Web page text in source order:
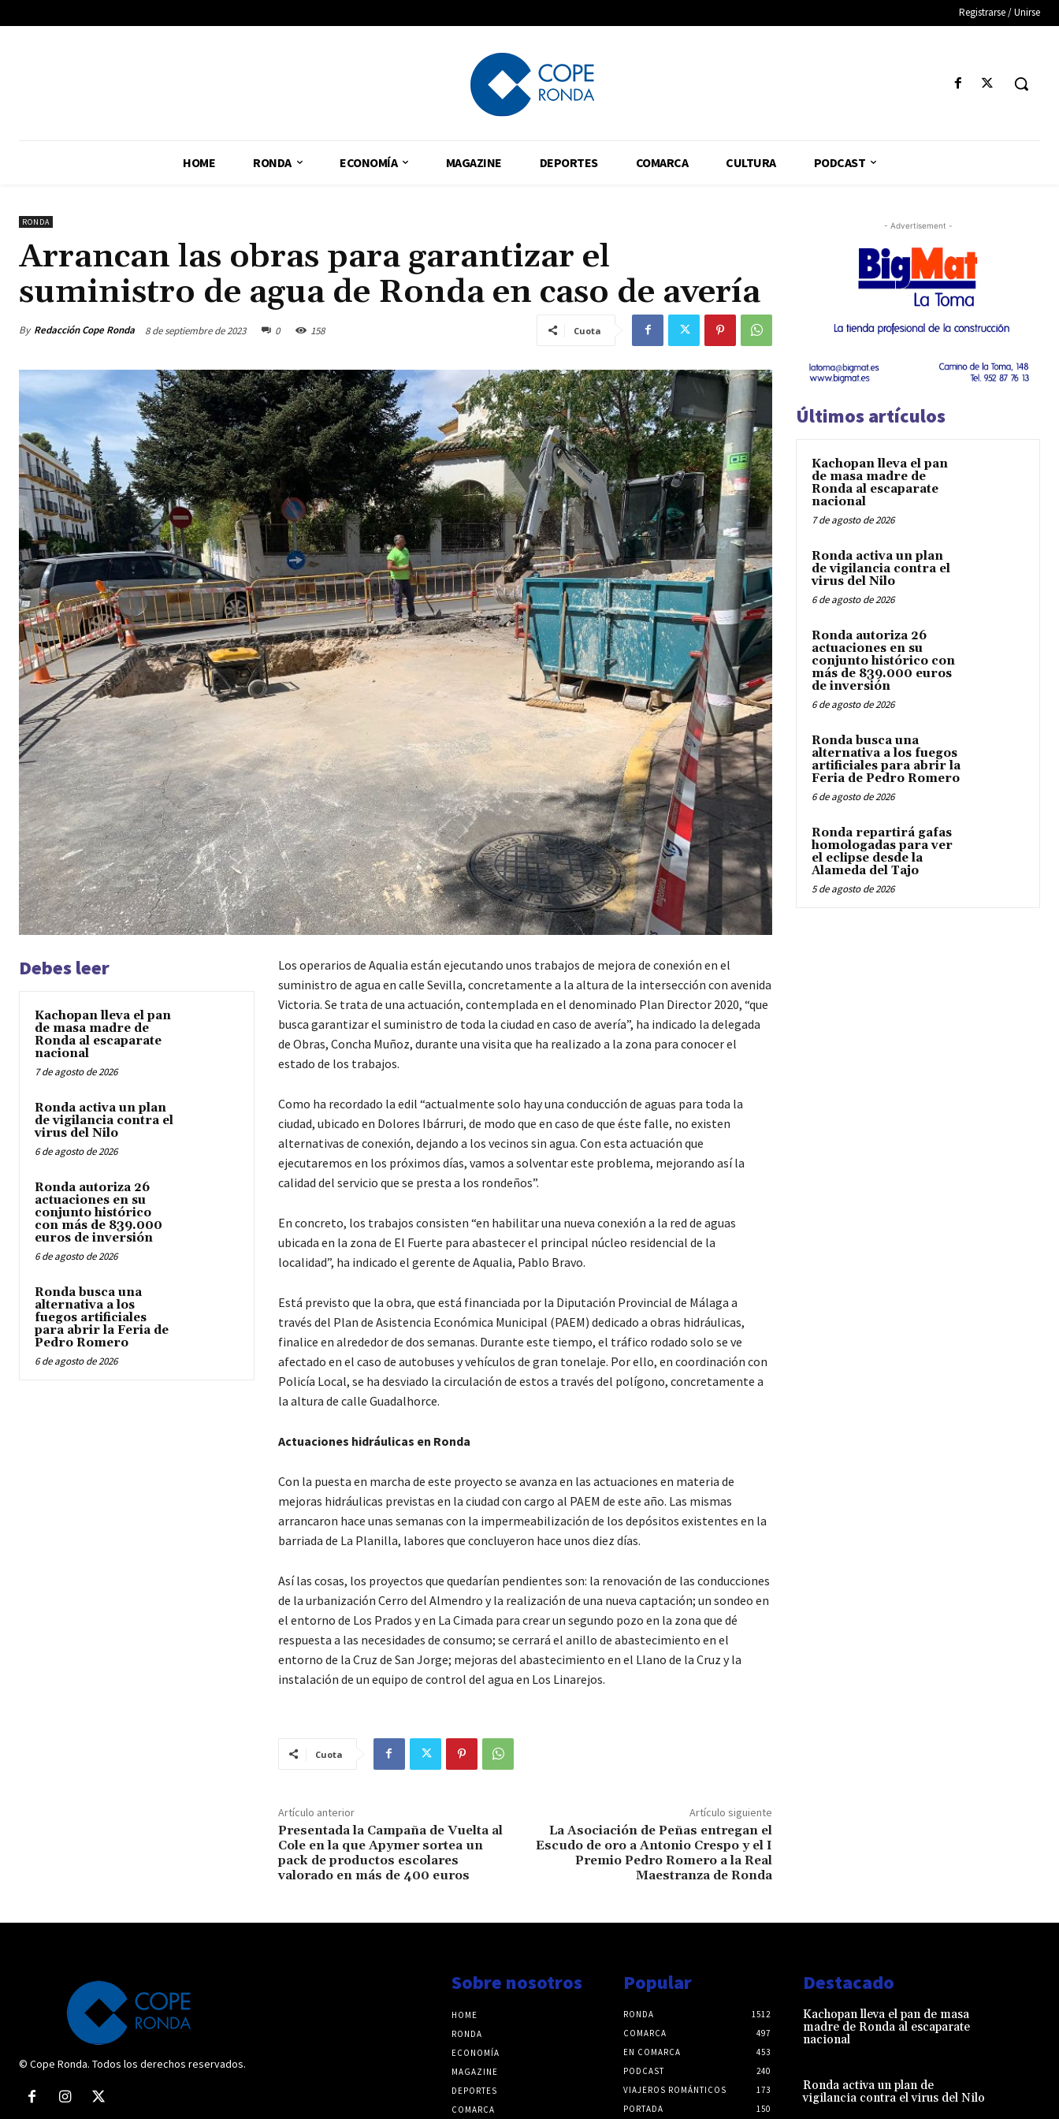
Registrarse / Unirse
HOME RONDA ECONOMÍA MAGAZINE DEPORTES COMARCA CULTURA PODCAST
RONDA
Arrancan las obras para garantizar el
suministro de agua de Ronda en caso de avería
By Redacción Cope Ronda 8 de septiembre de 2023 0 158 Cuota
Debes leer
Kachopan lleva el pan
de masa madre de
Ronda al escaparate
nacional
7 de agosto de 2026
Ronda activa un plan
de vigilancia contra el
virus del Nilo
6 de agosto de 2026
Ronda autoriza 26
actuaciones en su
conjunto histórico
con más de 839.000
euros de inversión
6 de agosto de 2026
Ronda busca una
alternativa a los
fuegos artificiales
para abrir la Feria de
Pedro Romero
6 de agosto de 2026
Los operarios de Aqualia están ejecutando unos trabajos de mejora de conexión en el
suministro de agua en calle Sevilla, concretamente a la altura de la intersección con avenida
Victoria. Se trata de una actuación, contemplada en el denominado Plan Director 2020, “que
busca garantizar el suministro de toda la ciudad en caso de avería”, ha indicado la delegada
de Obras, Concha Muñoz, durante una visita que ha realizado a la zona para conocer el
estado de los trabajos.
Como ha recordado la edil “actualmente solo hay una conducción de aguas para toda la
ciudad, ubicado en Dolores Ibárruri, de modo que en caso de que éste falle, no existen
alternativas de conexión, dejando a los vecinos sin agua. Con esta actuación que
ejecutaremos en los próximos días, vamos a solventar este problema, mejorando así la
calidad del servicio que se presta a los rondeños”.
En concreto, los trabajos consisten “en habilitar una nueva conexión a la red de aguas
ubicada en la zona de El Fuerte para abastecer el principal núcleo residencial de la
localidad”, ha indicado el gerente de Aqualia, Pablo Bravo.
Está previsto que la obra, que está financiada por la Diputación Provincial de Málaga a
través del Plan de Asistencia Económica Municipal (PAEM) dedicado a obras hidráulicas,
finalice en alrededor de dos semanas. Durante este tiempo, el tráfico rodado solo se ve
afectado en el caso de autobuses y vehículos de gran tonelaje. Por ello, en coordinación con
Policía Local, se ha desviado la circulación de estos a través del polígono, concretamente a
la altura de calle Guadalhorce.
Actuaciones hidráulicas en Ronda
Con la puesta en marcha de este proyecto se avanza en las actuaciones en materia de
mejoras hidráulicas previstas en la ciudad con cargo al PAEM de este año. Las mismas
arrancaron hace unas semanas con la impermeabilización de los depósitos existentes en la
barriada de La Planilla, labores que concluyeron hace unos diez días.
Así las cosas, los proyectos que quedarían pendientes son: la renovación de las conducciones
de la urbanización Cerro del Almendro y la realización de una nueva captación; un sondeo en
el entorno de Los Prados y en La Cimada para crear un segundo pozo en la zona que dé
respuesta a las necesidades de consumo; se cerrará el anillo de abastecimiento en el
entorno de la Cruz de San Jorge; mejoras del abastecimiento en el Llano de la Cruz y la
instalación de un equipo de control del agua en Los Linarejos.
Cuota
Artículo anterior
Presentada la Campaña de Vuelta al
Cole en la que Apymer sortea un
pack de productos escolares
valorado en más de 400 euros
Artículo siguiente
La Asociación de Peñas entregan el
Escudo de oro a Antonio Crespo y el I
Premio Pedro Romero a la Real
Maestranza de Ronda
- Advertisement -
Últimos artículos
Kachopan lleva el pan
de masa madre de
Ronda al escaparate
nacional
7 de agosto de 2026
Ronda activa un plan
de vigilancia contra el
virus del Nilo
6 de agosto de 2026
Ronda autoriza 26
actuaciones en su
conjunto histórico con
más de 839.000 euros
de inversión
6 de agosto de 2026
Ronda busca una
alternativa a los fuegos
artificiales para abrir la
Feria de Pedro Romero
6 de agosto de 2026
Ronda repartirá gafas
homologadas para ver
el eclipse desde la
Alameda del Tajo
5 de agosto de 2026
© Cope Ronda. Todos los derechos reservados.
Sobre nosotros
HOME
RONDA
ECONOMÍA
MAGAZINE
DEPORTES
COMARCA
Popular
RONDA
1512
COMARCA
497
EN COMARCA
453
PODCAST
240
VIAJEROS ROMÁNTICOS
173
PORTADA
150
Destacado
Kachopan lleva el pan de masa
madre de Ronda al escaparate
nacional
Ronda activa un plan de
vigilancia contra el virus del Nilo